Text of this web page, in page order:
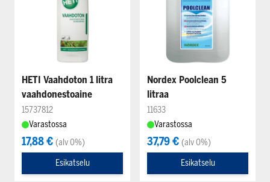
HETI Vaahdoton 1 litra
vaahdonestoaine
15737812
Varastossa
17,88 € (alv 0%)
Esikatselu
Nordex Poolclean 5
litraa
11633
Varastossa
37,79 € (alv 0%)
Esikatselu